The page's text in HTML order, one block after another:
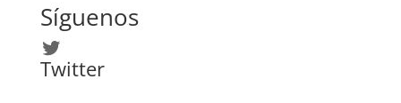
Síguenos
Twitter
Twitter